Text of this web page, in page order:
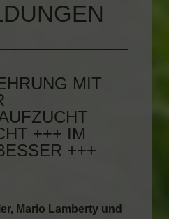
MIT
+++ IM
+++
Mario Lamberty und